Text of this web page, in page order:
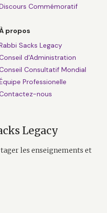
Commémoratif
propos
Sacks Legacy
d'Administration
Consultatif Mondial
Professionelle
nous
Legacy
les enseignements et